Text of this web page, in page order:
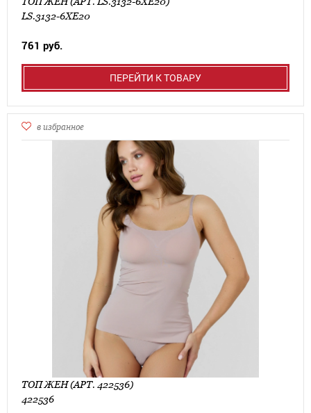
LS.3132-6XE20
761 руб.
ПЕРЕЙТИ К ТОВАРУ
в избранное
ТОП ЖЕН (АРТ. 422536)
422536